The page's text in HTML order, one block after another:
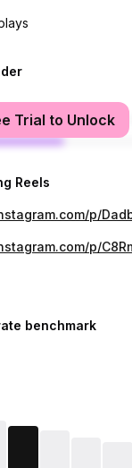
Trial to Unlock
Reels
p/
p/
benchmark